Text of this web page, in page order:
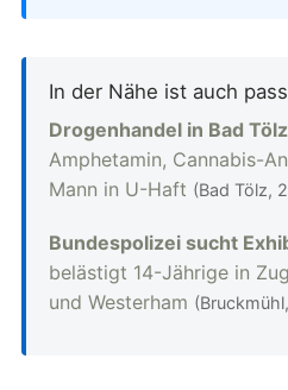
In der Nähe ist auch
Drogenhandel in Bad
Amphetamin, Cannabis-
Mann in U-Haft (Bad Tölz,
Bundespolizei sucht
belästigt 14-Jährige in
und Westerham